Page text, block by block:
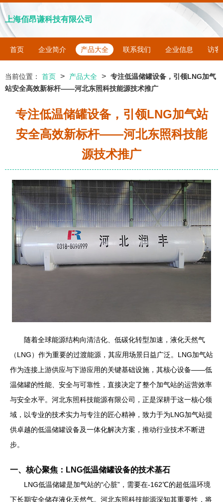
上海佰昂谦科技有限公司
首页 企业简介 产品大全 联系我们 企业信息 访客
当前位置： 首页 > 产品大全 > 专注低温储罐设备，引领LNG加气
站安全高效新标杆——河北东照科技能源技术推广
专注低温储罐设备，引领LNG加气站
安全高效新标杆——河北东照科技能
源技术推广
随着全球能源结构向清洁化、低碳化转型加速，液化天然气
（LNG）作为重要的过渡能源，其应用场景日益广泛。LNG加气站
作为连接上游供应与下游应用的关键基础设施，其核心设备——低
温储罐的性能、安全与可靠性，直接决定了整个加气站的运营效率
与安全水平。河北东照科技能源有限公司，正是深耕于这一核心领
域，以专业的技术实力与专注的匠心精神，致力于为LNG加气站提
供卓越的低温储罐设备及一体化解决方案，推动行业技术不断进
步。
一、核心聚焦：LNG低温储罐设备的技术基石
LNG低温储罐是加气站的“心脏”，需要在-162℃的超低温环境
下长期安全储存液化天然气。河北东照科技能源深知其重要性，将